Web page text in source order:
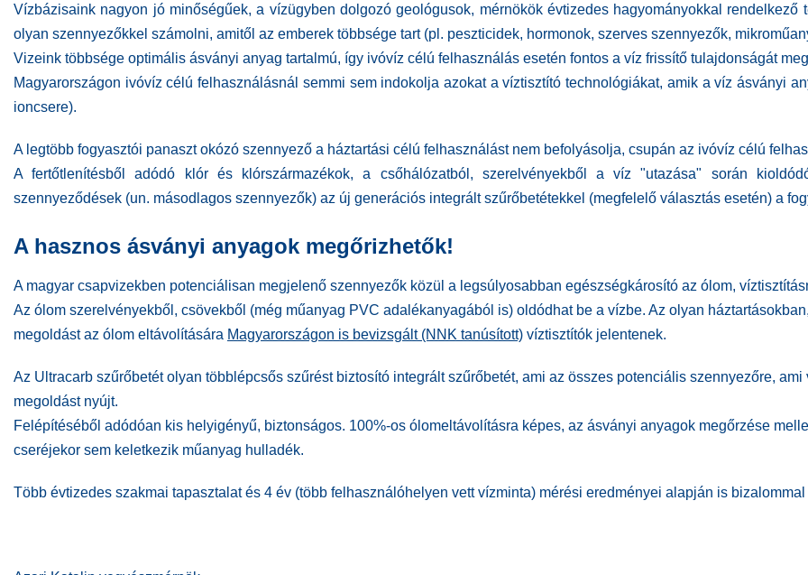
Vízbázisaink nagyon jó minőségűek, a vízügyben dolgozó geológusok, mérnökök évtizedes hagyományokkal
olyan szennyezőkkel számolni, amitől az emberek többsége tart (pl. peszticidek, hormonok, szerves szennyezők,
Vizeink többsége optimális ásványi anyag tartalmú, így ivóvíz célú felhasználás esetén fontos a víz frissítő tulajdonságát
Magyarországon ivóvíz célú felhasználásnál semmi sem indokolja azokat a víztisztító technológiákat, amik a víz ásványi
ioncsere).
A legtöbb fogyasztói panaszt okózó szennyező a háztartási célú felhasználást nem befolyásolja, csupán az ivóvíz célú
Afertőtlenítésből adódó klór és klórszármazékok, a csőhálózatból, szerelvényekből a víz "utazása" során
szennyeződések (un. másodlagos szennyezők) az új generációs integrált szűrőbetétekkel (megfelelő választás esetén) a
A hasznos ásványi anyagok megőrizhetők!
A magyar csapvizekben potenciálisan megjelenő szennyezők közül a legsúlyosabban egészségkárosító az ólom,
Az ólom szerelvényekből, csövekből (még műanyag PVC adalékanyagából is) oldódhat be a vízbe. Az olyan
megoldást az ólom eltávolítására Magyarországon is bevizsgált(NNK tanúsított) víztisztítók jelentenek.
Az Ultracarb szűrőbetét olyan többlépcsős szűrést biztosító integrált szűrőbetét, ami az összes potenciális szennyezőre,
megoldást nyújt.
Felépítéséből adódóan kis helyigényű, biztonságos. 100%-os ólomeltávolításra képes, az ásványi anyagok megőrzése
cseréjekor sem keletkezik műanyag hulladék.
Több évtizedes szakmai tapasztalat és 4 év (több felhasználóhelyen vett vízminta) mérési eredményei alapján is